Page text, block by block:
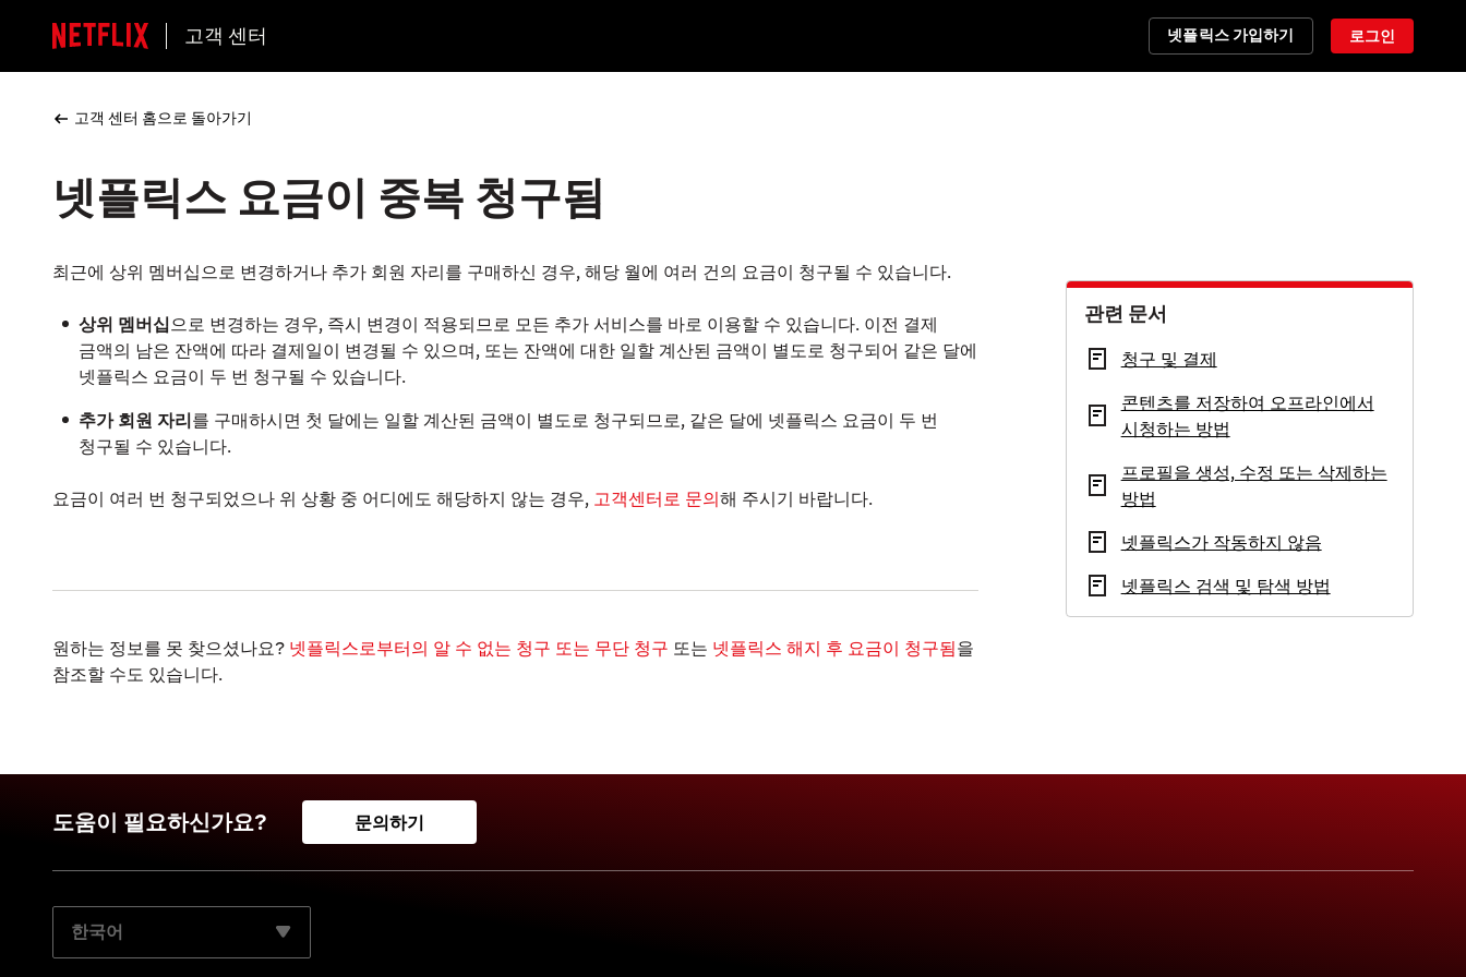
고객 센터 넷플릭스 가입하기 로그인
고객 센터 홈으로 돌아가기
넷플릭스 요금이 중복 청구됨
최근에 상위 멤버십으로 변경하거나 추가 회원 자리를 구매하신 경우, 해당 월에 여러 건의 요금이 청구될 수 있습니다.
상위 멤버십으로 변경하는 경우, 즉시 변경이 적용되므로 모든 추가 서비스를 바로 이용할 수 있습니다. 이전 결제
금액의 남은 잔액에 따라 결제일이 변경될 수 있으며, 또는 잔액에 대한 일할 계산된 금액이 별도로 청구되어 같은 달에
넷플릭스 요금이 두 번 청구될 수 있습니다.
추가 회원 자리를 구매하시면 첫 달에는 일할 계산된 금액이 별도로 청구되므로, 같은 달에 넷플릭스 요금이 두 번
청구될 수 있습니다.
요금이 여러 번 청구되었으나 위 상황 중 어디에도 해당하지 않는 경우, 고객센터로 문의해 주시기 바랍니다.
원하는 정보를 못 찾으셨나요? 넷플릭스로부터의 알 수 없는 청구 또는 무단 청구 또는 넷플릭스 해지 후 요금이 청구됨을
참조할 수도 있습니다.
관련 문서
청구 및 결제
콘텐츠를 저장하여 오프라인에서
시청하는 방법
프로필을 생성, 수정 또는 삭제하는
방법
넷플릭스가 작동하지 않음
넷플릭스 검색 및 탐색 방법
도움이 필요하신가요? 문의하기
기본 언어 선택: